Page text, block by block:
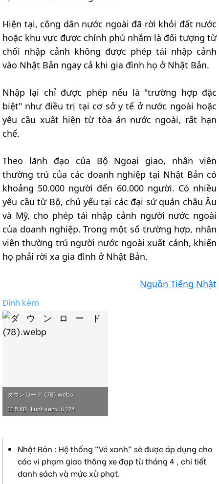
Hiện tại, công dân nước ngoài đã rời khỏi đất nước
hoặc khu vực được chính phủ nhắm là đối tượng từ
chối nhập cảnh không được phép tái nhập cảnh
vào Nhật Bản ngay cả khi gia đình họ ở Nhật Bản.
Nhập lại chỉ được phép nếu là "trường hợp đặc
biệt" như điều trị tại cơ sở y tế ở nước ngoài hoặc
yêu cầu xuất hiện từ tòa án nước ngoài, rất hạn
chế.
Theo lãnh đạo của Bộ Ngoại giao, nhân viên
thường trú của các doanh nghiệp tại Nhật Bản có
khoảng 50.000 người đến 60.000 người. Có nhiều
yêu cầu từ Bộ, chủ yếu tại các đại sứ quán châu Âu
và Mỹ, cho phép tái nhập cảnh người nước ngoài
của doanh nghiệp. Trong một số trường hợp, nhân
viên thường trú người nước ngoài xuất cảnh, khiến
họ phải rời xa gia đình ở Nhật Bản.
Nguồn Tiếng Nhật
Đính kèm
ダウンロード (78).webp
11.5 KB · Lượt xem: 6,174
Nhật Bản : Hệ thống "Vé xanh" sẽ được áp dụng cho
các vi phạm giao thông xe đạp từ tháng 4 , chi tiết
danh sách và mức xử phạt.